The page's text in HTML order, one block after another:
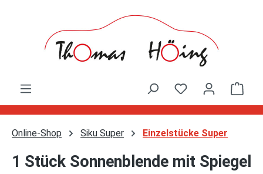
Online-Shop Siku Super Einzelstücke Super
1 Stück Sonnenblende mit Spiegel